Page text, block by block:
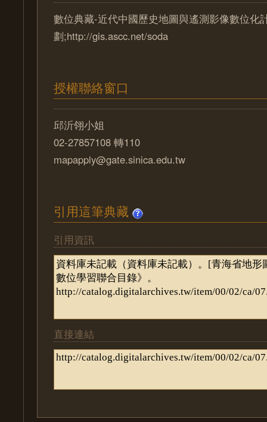
數位典藏-近代中國歷史地圖與遙測影像數位化
劃;http://gis.ascc.net/soda
授權聯絡窗口
邱沂翎小姐
02-27857108 轉110
mapapply@gate.sinica.edu.tw
引用這筆典藏
引用資訊
直接連結